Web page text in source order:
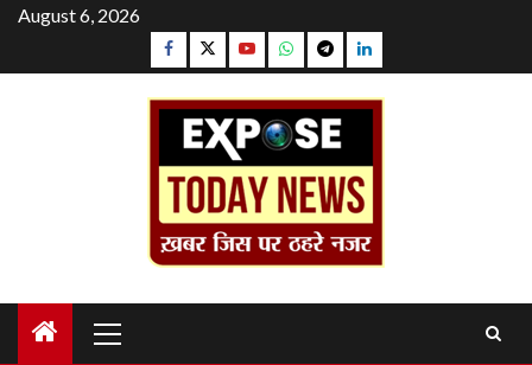
Skip
content
August 6, 2026
Facebook
TwitterYouTubeWhatsapp
TelegramLinkedin
Menu